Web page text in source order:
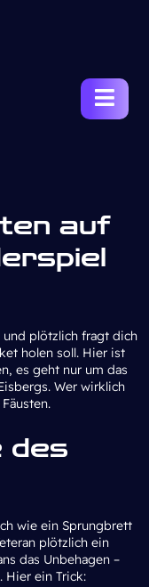
auf
und plötzlich fragt dich
holen soll. Hier ist
es geht nur um das
Wer wirklich
des
wie ein Sprungbrett
plötzlich ein
das Unbehagen –
Hier ein Trick: